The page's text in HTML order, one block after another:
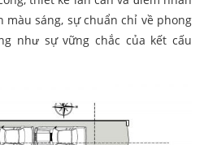
sáng, sự chuẩn chỉ về phong
như sự vững chắc của kết cấu